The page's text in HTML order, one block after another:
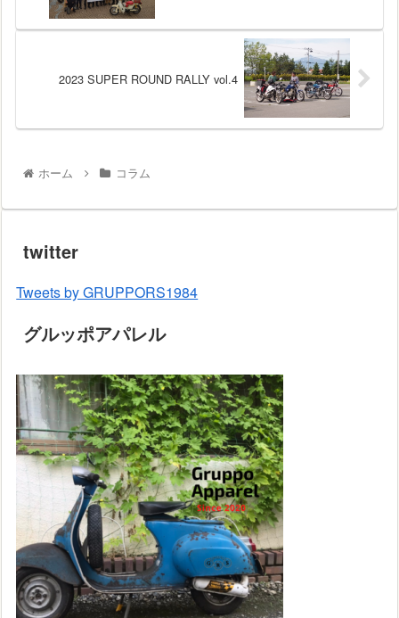
2023 SUPER ROUND RALLY vol.4
ホーム コラム
twitter
Tweets by GRUPPORS1984
グルッポアパレル